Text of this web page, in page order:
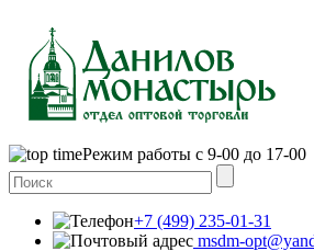
Режим работы с 9-00 до 17-00
+7 (499) 235-01-31
msdm-